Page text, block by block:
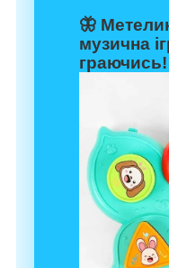
🦋
музична
граючись!